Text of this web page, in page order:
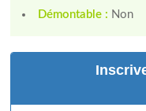
Démontable : Non